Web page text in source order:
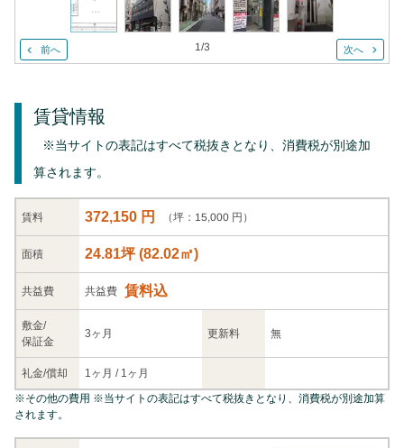
前へ 1/3 次へ
賃貸情報
※当サイトの表記はすべて税抜きとなり、消費税が別途加
算されます。
賃料 372,150 円 （坪：15,000 円）
面積 24.81坪(82.02㎡)
共益費 共益費 賃料込
敷金/
保証金
3ヶ月 更新料 無
礼金/償却 1ヶ月 / 1ヶ月
※その他の費用 ※当サイトの表記はすべて税抜きとなり、消費税が別途加算
されます。